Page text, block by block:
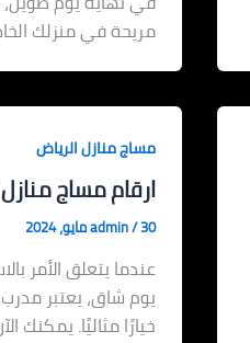
مريحة في منزلك
مساج منازل الرياض
ارقام مساج منازل
admin/30 مايو، 2024
عندما يتعلق الأمر
يوم شاق، يعتبر
خيارًا مثاليًا. يمكنك